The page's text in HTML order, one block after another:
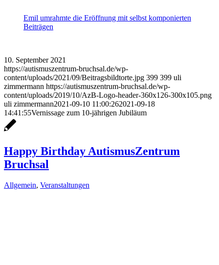
Emil umrahmte die Eröffnung mit selbst komponierten
Beiträgen
10. September 2021
https://autismuszentrum-bruchsal.de/wp-
content/uploads/2021/09/Beitragsbildtorte.jpg 399 399 uli
zimmermann https://autismuszentrum-bruchsal.de/wp-
content/uploads/2019/10/AzB-Logo-header-360x126-300x105.png
uli zimmermann2021-09-10 11:00:262021-09-18
14:41:55Vernissage zum 10-jährigen Jubiläum
Happy Birthday AutismusZentrum
Bruchsal
Allgemein, Veranstaltungen